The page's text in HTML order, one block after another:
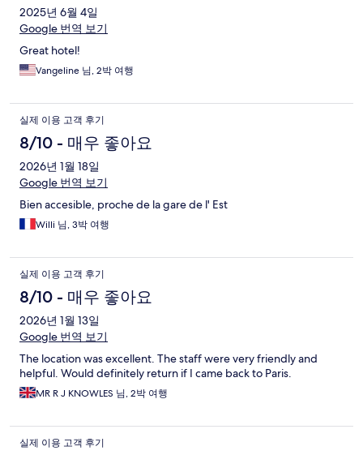
2025년 6월 4일
Google 번역 보기
Great hotel!
Vangeline 님, 2박 여행
실제 이용 고객 후기
8/10 - 매우 좋아요
2026년 1월 18일
Google 번역 보기
Bien accesible, proche de la gare de l' Est
Willi 님, 3박 여행
실제 이용 고객 후기
8/10 - 매우 좋아요
2026년 1월 13일
Google 번역 보기
The location was excellent. The staff were very friendly and
helpful. Would definitely return if I came back to Paris.
MR R J KNOWLES 님, 2박 여행
실제 이용 고객 후기